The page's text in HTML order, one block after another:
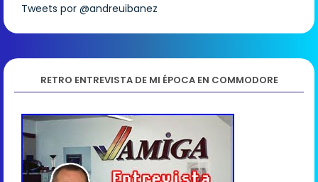
Tweets por @andreuibanez
RETRO ENTREVISTA DE MI ÉPOCA EN COMMODORE